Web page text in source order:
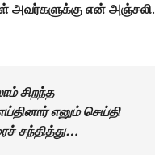
அவர்களுக்கு என் அஞ்சலி.
சிறந்த
எனும் செய்தி
சந்தித்து…